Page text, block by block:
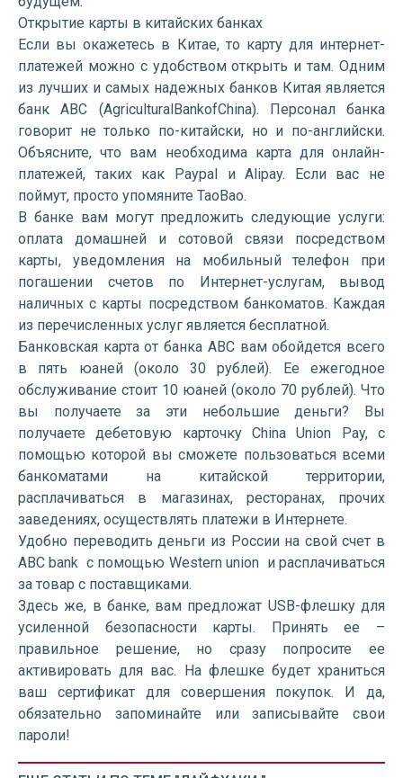
Открытие карты в китайских банках
Если вы окажетесь в Китае, то карту для интернет-
платежей можно с удобством открыть и там. Одним
из лучших и самых надежных банков Китая является
банк ABC (AgriculturalBankofChina). Персонал банка
говорит не только по-китайски, но и по-английски.
Объясните, что вам необходима карта для онлайн-
платежей, таких как Paypal и Alipay. Если вас не
поймут, просто упомяните TaoBao.
В банке вам могут предложить следующие услуги:
оплата домашней и сотовой связи посредством
карты, уведомления на мобильный телефон при
погашении счетов по Интернет-услугам, вывод
наличных с карты посредством банкоматов. Каждая
из перечисленных услуг является бесплатной.
Банковская карта от банка ABC вам обойдется всего
в пять юаней (около 30 рублей). Ее ежегодное
обслуживание стоит 10 юаней (около 70 рублей). Что
вы получаете за эти небольшие деньги? Вы
получаете дебетовую карточку China Union Pay, с
помощью которой вы сможете пользоваться всеми
банкоматами на китайской территории,
расплачиваться в магазинах, ресторанах, прочих
заведениях, осуществлять платежи в Интернете.
Удобно переводить деньги из России на свой счет в
ABC bank с помощью Western union и расплачиваться
за товар с поставщиками.
Здесь же, в банке, вам предложат USB-флешку для
усиленной безопасности карты. Принять ее –
правильное решение, но сразу попросите ее
активировать для вас. На флешке будет храниться
ваш сертификат для совершения покупок. И да,
обязательно запоминайте или записывайте свои
пароли!